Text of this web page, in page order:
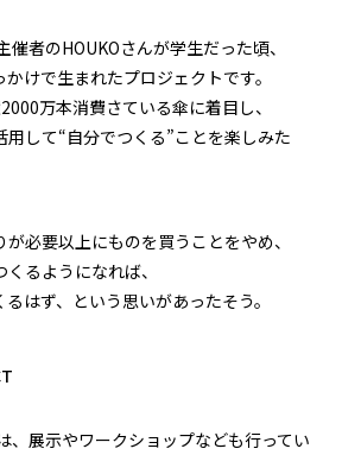
催者のHOUKOさんが学生だった頃、
けで生まれたプロジェクトです。
万本消費さている傘に着目し、
用して“自分でつくる”ことを楽しみた
必要以上にものを買うことをやめ、
るようになれば、
はず、という思いがあったそう。
、展示やワークショップなども行ってい